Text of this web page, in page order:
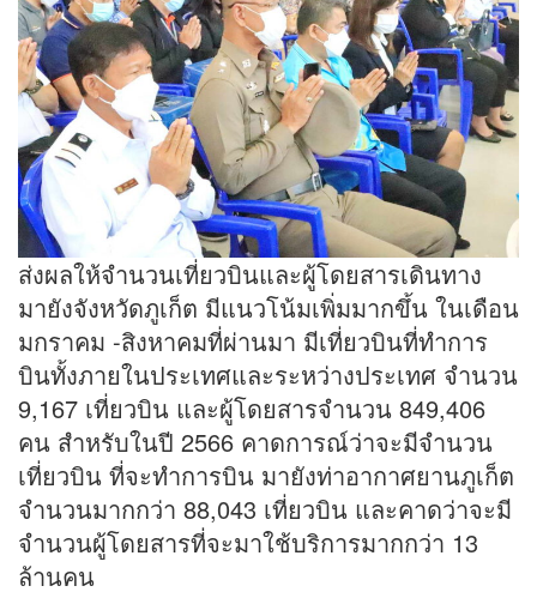
ส่งผลให้จำนวนเที่ยวบินและผู้โดยสารเดินทาง
มายังจังหวัดภูเก็ต มีแนวโน้มเพิ่มมากขึ้น ในเดือน
มกราคม -สิงหาคมที่ผ่านมา มีเที่ยวบินที่ทำการ
บินทั้งภายในประเทศและระหว่างประเทศ จำนวน
9,167 เที่ยวบิน และผู้โดยสารจำนวน 849,406
คน สำหรับในปี 2566 คาดการณ์ว่าจะมีจำนวน
เที่ยวบิน ที่จะทำการบิน มายังท่าอากาศยานภูเก็ต
จำนวนมากกว่า 88,043 เที่ยวบิน และคาดว่าจะมี
จำนวนผู้โดยสารที่จะมาใช้บริการมากกว่า 13
ล้านคน